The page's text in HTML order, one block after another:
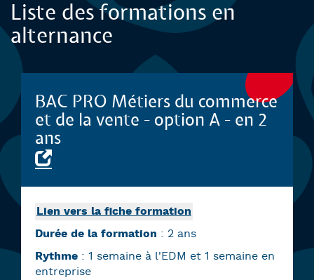
Liste des formations en
alternance
BAC PRO Métiers du commerce
et de la vente - option A - en 2
ans
Lien vers la fiche formation
Durée de la formation : 2 ans
Rythme : 1 semaine à l'EDM et 1 semaine en
entreprise